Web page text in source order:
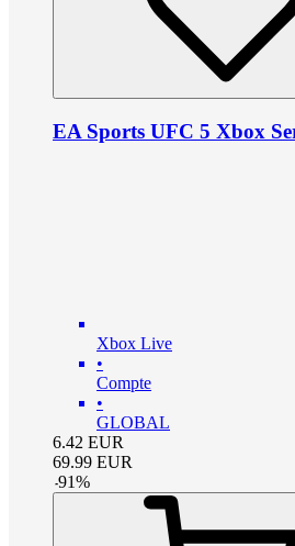
EA Sports UFC 5 Xbox
Xbox Live
•
Compte
•
GLOBAL
6.42 EUR
69.99 EUR
-91%